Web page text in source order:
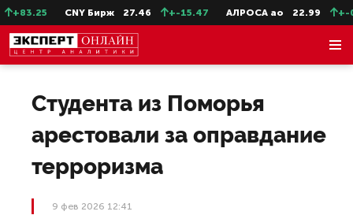
+83.25 CNY Бирж 27.46 +-15.47 АЛРОСА ао 22.99 +-
Студента из Поморья
арестовали за оправдание
терроризма
9 фев 2026 12:41